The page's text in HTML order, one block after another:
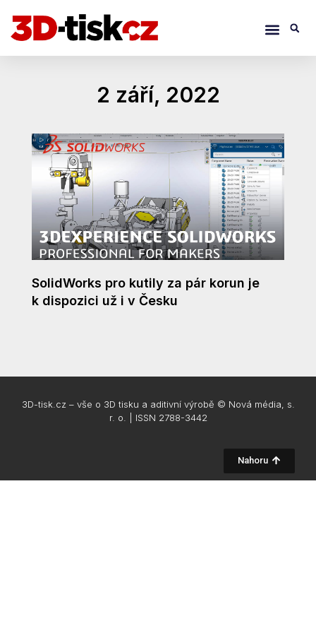
na
obsah
Menu
2 září, 2022
SolidWorks pro kutily za pár korun je
k dispozici už i v Česku
3D-tisk.cz – vše o 3D tisku a aditivní výrobě © Nová média, s.
r. o. | ISSN 2788-3442
Nahoru